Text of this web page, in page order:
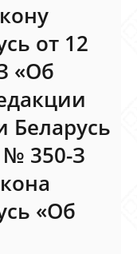
от 12
«Об
Беларусь
№ 350-З
«Об